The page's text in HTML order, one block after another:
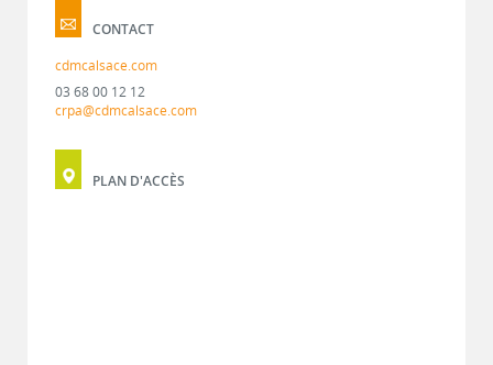
CONTACT
cdmcalsace.com
03 68 00 12 12
crpa@cdmcalsace.com
PLAN D'ACCÈS